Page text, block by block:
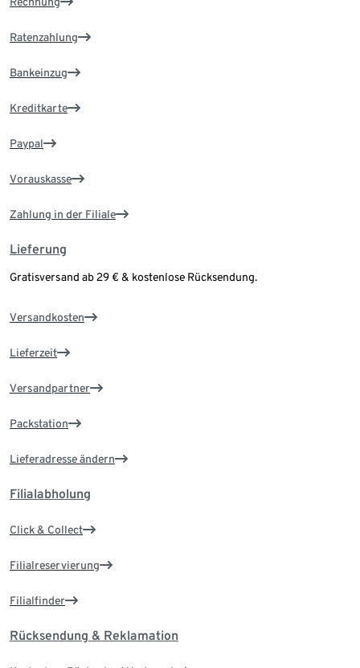
Ratenzahlung
Bankeinzug
Kreditkarte
Paypal
Vorauskasse
Zahlung in der Filiale
Lieferung
Gratisversand ab 29 € & kostenlose Rücksendung.
Versandkosten
Lieferzeit
Versandpartner
Packstation
Lieferadresse ändern
Filialabholung
Click & Collect
Filialreservierung
Filialfinder
Rücksendung & Reklamation